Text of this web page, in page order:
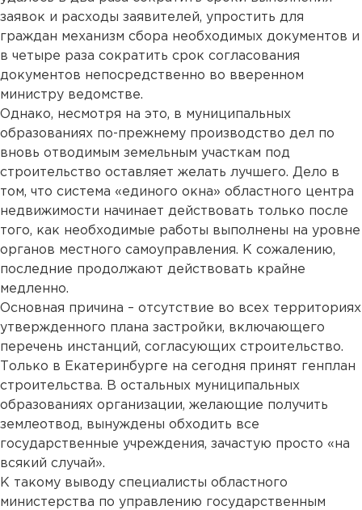
заявок и расходы заявителей, упростить для
граждан механизм сбора необходимых документов и
в четыре раза сократить срок согласования
документов непосредственно во вверенном
министру ведомстве.
Однако, несмотря на это, в муниципальных
образованиях по-прежнему производство дел по
вновь отводимым земельным участкам под
строительство оставляет желать лучшего. Дело в
том, что система «единого окна» областного центра
недвижимости начинает действовать только после
того, как необходимые работы выполнены на уровне
органов местного самоуправления. К сожалению,
последние продолжают действовать крайне
медленно.
Основная причина – отсутствие во всех территориях
утвержденного плана застройки, включающего
перечень инстанций, согласующих строительство.
Только в Екатеринбурге на сегодня принят генплан
строительства. В остальных муниципальных
образованиях организации, желающие получить
землеотвод, вынуждены обходить все
государственные учреждения, зачастую просто «на
всякий случай».
К такому выводу специалисты областного
министерства по управлению государственным